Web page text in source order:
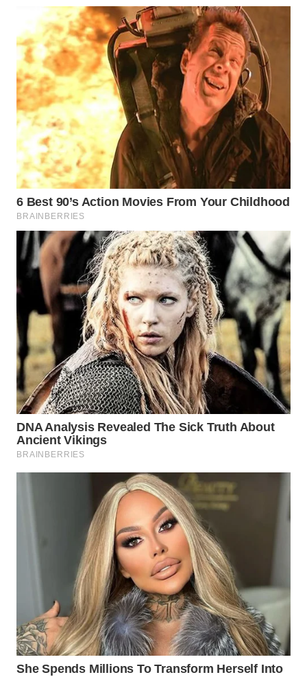
WN
MAJALENGKA
WN
SUBANG
WN
SUKABUMI
WN
PURWAKARTA
WN
PRIANGAN
TIMUR
WN
SEMARANG
SOLO
WN
BOROBUDUR
WN
MADURA
BINTAN
WN
MANDALIKA